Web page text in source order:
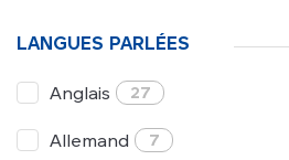
LANGUES PARLÉES
Anglais 27
Allemand 7